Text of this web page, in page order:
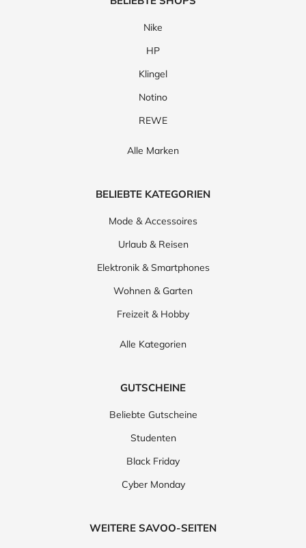
Nike
HP
Klingel
Notino
REWE
Alle Marken
BELIEBTE KATEGORIEN
Mode & Accessoires
Urlaub & Reisen
Elektronik & Smartphones
Wohnen & Garten
Freizeit & Hobby
Alle Kategorien
GUTSCHEINE
Beliebte Gutscheine
Studenten
Black Friday
Cyber Monday
WEITERE SAVOO-SEITEN